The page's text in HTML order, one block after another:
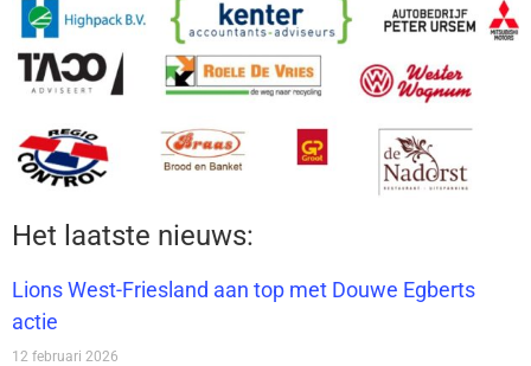
Het laatste nieuws:
Lions West-Friesland aan top met Douwe Egberts
actie
12 februari 2026